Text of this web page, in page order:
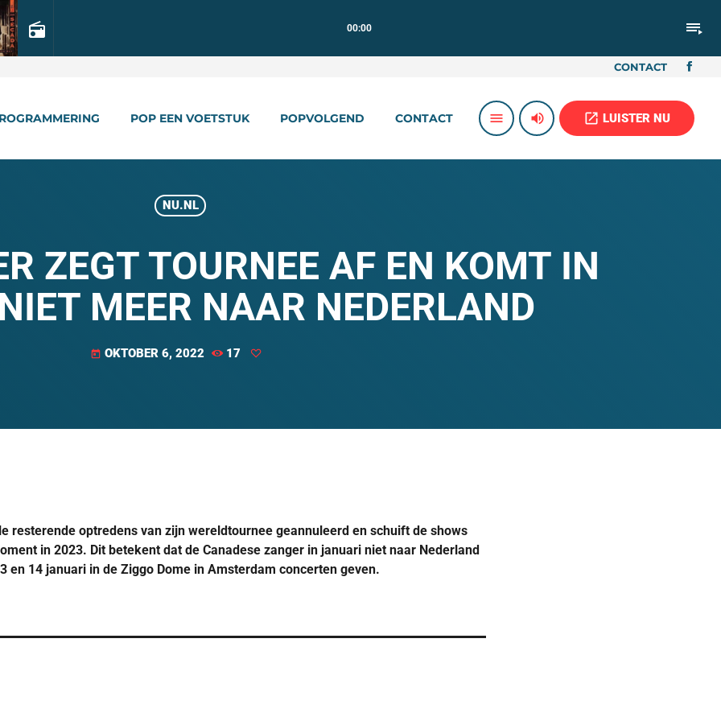
radio 00:00 playlist_play
CONTACT
POP EEN VOETSTUK POPVOLGEND CONTACT menu volume_up open_in_new LUISTER NU
NU.NL
ZEGT TOURNEE AF EN KOMT IN
MEER NAAR NEDERLAND
today OKTOBER 6, 2022 17
resterende optredens van zijn wereldtournee geannuleerd en schuift de shows
in 2023. Dit betekent dat de Canadese zanger in januari niet naar Nederland
en 14 januari in de Ziggo Dome in Amsterdam concerten geven.